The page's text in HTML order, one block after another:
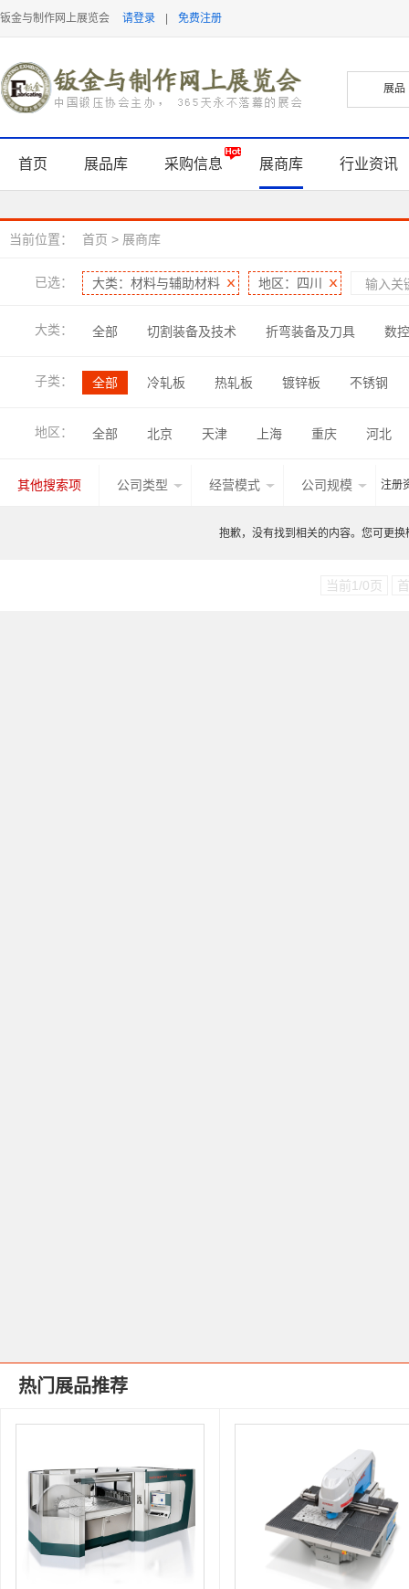
钣金与制作网上展览会 请登录 免费注册
首页 展品库 采购信息 展商库 行业资讯
当前位置： 首页 > 展商库
已选： 大类：材料与辅助材料 地区：四川
大类： 全部 切割装备及技术 折弯装备及刀具 数
子类：
全部 冷轧板 热轧板 镀锌板 不锈钢
地区： 全部 北京 天津 上海 重庆 河北
其他搜索项 公司类型 经营模式 公司规模 注册
抱歉，没有找到相关的内容。您可更
当前1/0页
热门展品推荐